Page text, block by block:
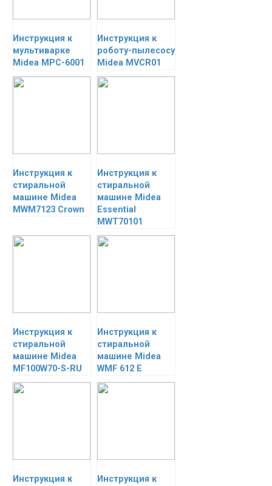
Инструкция к
мультиварке
Midea MPC-6001
Инструкция к
роботу-пылесосу
Midea MVCR01
Инструкция к
стиральной
машине Midea
MWM7123 Crown
Инструкция к
стиральной
машине Midea
Essential
MWT70101
Инструкция к
стиральной
машине Midea
MF100W70-S-RU
Инструкция к
стиральной
машине Midea
WMF 612 E
Инструкция к Инструкция к